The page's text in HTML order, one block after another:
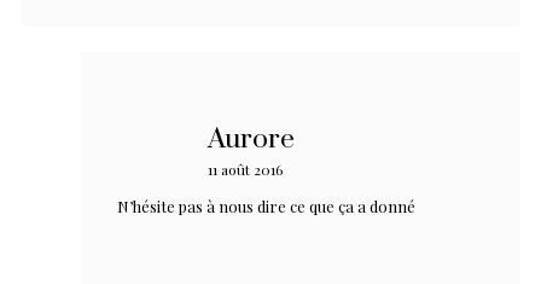
Aurore
11 août 2016
N’hésite pas à nous dire ce que ça a donné